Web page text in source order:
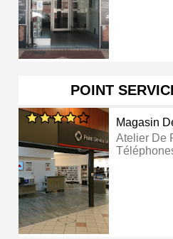
POINT
Magasin
Atelier De